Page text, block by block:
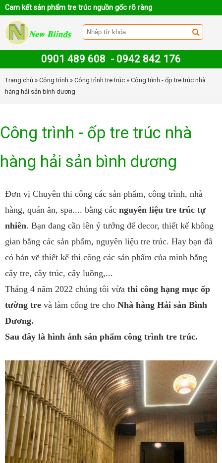
Cam kết sản phẩm tre trúc nguồn gốc rõ ràng
0901 489 608 - 0942 842 176
Trang chủ » Công trình » Công trình tre trúc » Công trình - ốp tre trúc nhà
hàng hải sản bình dương
Công trình - ốp tre trúc nhà
hàng hải sản bình dương
Đơn vị Chuyên thi công các sản phẩm, công trình, nhà
hàng, quán ăn, spa.... bằng các nguyên liệu tre trúc tự
nhiên. Bạn đang cần lên ý tưởng để decor, thiết kế không
gian bằng các sản phẩm, nguyên liệu tre trúc. Hay bạn đã
có bản vẽ thiết kế thi công các sản phẩm của mình bằng
cây tre, cây trúc, cây luồng,...
Tháng 4 năm 2022 chúng tôi vừa thi công hạng mục ốp
tường tre và làm cổng tre cho Nhà hàng Hải sản Bình
Dương.
Sau đây là hình ảnh sản phẩm công trình tre trúc.